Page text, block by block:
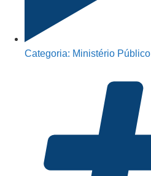
Categoria: Ministério Público